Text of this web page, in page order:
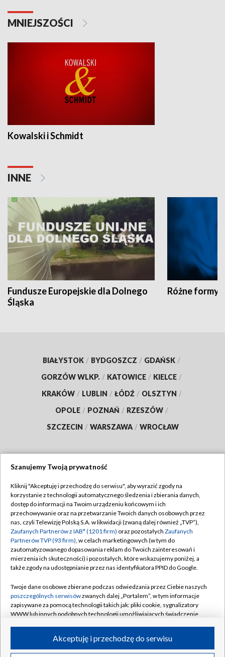
MNIEJSZOŚCI
Kowalski i Schmidt
INNE
Fundusze Europejskie dla Dolnego
Śląska
Różne formy
BIAŁYSTOK / BYDGOSZCZ / GDAŃSK /
GORZÓW WLKP. / KATOWICE / KIELCE /
KRAKÓW / LUBLIN / ŁÓDŹ / OLSZTYN /
OPOLE / POZNAŃ / RZESZÓW /
SZCZECIN / WARSZAWA / WROCŁAW
TVP
Abonament TVP
Emisja w TVP
Centrum informacji TVP
Naziemna Telewizja Cyfrowa
Rada Programowa
System NOS
Informacje o nadawcy
Program dla prasy
Regulamin TVP
Polityka prywatności
Moje zgody
Pomoc
Kontakt
Kanały
©2026 Telewizja Polska S.A. w likwidacji
Szanujemy Twoją prywatność
Kliknij "Akceptuję i przechodzę do serwisu", aby wyrazić zgody na
korzystanie z technologii automatycznego śledzenia i zbierania danych,
dostęp do informacji na Twoim urządzeniu końcowym i ich
przechowywanie oraz na przetwarzanie Twoich danych osobowych przez
nas, czyli Telewizję Polską S.A. w likwidacji (zwaną dalej również „TVP”),
Zaufanych Partnerów z IAB* (1201 firm) oraz pozostałych Zaufanych
Partnerów TVP (93 firm), w celach marketingowych (w tym do
zautomatyzowanego dopasowania reklam do Twoich zainteresowań i
mierzenia ich skuteczności) i pozostałych, które wskazujemy poniżej, a
także zgody na udostępnianie przez nas identyfikatora PPID do Google.
Twoje dane osobowe zbierane podczas odwiedzania przez Ciebie naszych
poszczególnych serwisówzwanych dalej „Portalem”, w tym informacje
zapisywane za pomocą technologii takich jak: pliki cookie, sygnalizatory
WWW lub innych podobnych technologii umożliwiających świadczenie
ruchu w Internecie.Akceptuję i przechodzę do serwisu